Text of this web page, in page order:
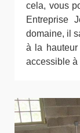
cela, vous
Entreprise
domaine, il
à la
accessible à